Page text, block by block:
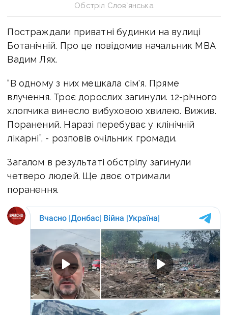
Обстріл Слов`янська
Постраждали приватні будинки на вулиці
Ботанічній. Про це повідомив начальник МВА
Вадим Лях.
“В одному з них мешкала сім'я. Пряме
влучення. Троє дорослих загинули. 12-річного
хлопчика винесло вибуховою хвилею. Вижив.
Поранений. Наразі перебуває у клінічній
лікарні”, - розповів очільник громади.
Загалом в результаті обстрілу загинули
четверо людей. Ще двоє отримали
поранення.